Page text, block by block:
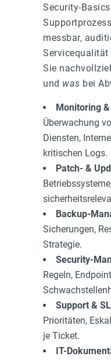
Security-
messbar,
Sie
und was bei
Monitoring
Überwachung
Diensten,
kritischen Logs.
Patch- &
Backup-
Sicherungen,
Strategie.
Security-
Regeln,
Support &
Prioritäten,
je Ticket.
IT-